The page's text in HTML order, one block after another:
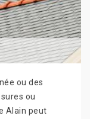
ou des
ou
Alain peut